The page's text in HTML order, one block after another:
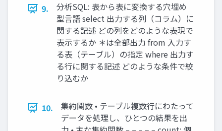
9.
分析SQL: 表から表に変換する穴埋め
型言語 select 出力する列（コラム）に
関する記述 どの列をどのような表現で
表示するか ＊は全部出力 from 入力す
る表（テーブル）の指定 where 出力す
る行に関する記述 どのような条件で絞
り込むか
10.
集約関数 • テーブル複数行にわたって
データを処理し、ひとつの結果を出